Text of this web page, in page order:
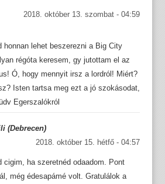
2018. október 13. szombat - 04:59
honnan lehet beszerezni a Big City
régóta keresem, gy jutottam el az
Ó, hogy mennyit irsz a lordról! Miért?
Isten tartsa meg ezt a jó szokásodat,
Egerszalókról
(Debrecen)
2018. október 15. hétfő - 04:57
cigim, ha szeretnéd odaadom. Pont
még édesapámé volt. Gratulálok a